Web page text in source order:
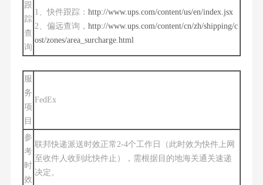
跟
踪
查
询
1、快件跟踪： http://www.ups.com/content/us/en/index.jsx
2、偏远查询， http://www.ups.com/content/cn/zh/shipping/c
ost/zones/area_surcharge.html
服
务
项
目
FedEx
参
考
时
效
联邦快递派送时效正常2-4个工作日（此时效为快件上网
至收件人收到此快件止），需根据目的地海关通关速递
决定。